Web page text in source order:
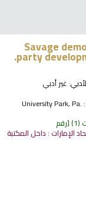
Savage
party
غير أدبي
University Park, Pa.
(1) رقم
الإمارات : داخل المكتبة